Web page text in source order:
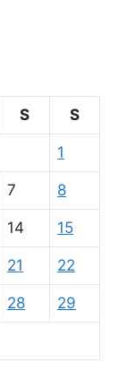
S S
1
7 8
14 15
21 22
28 29